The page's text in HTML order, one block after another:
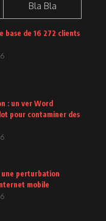
Bla Bla
base de 16 272 clients
: un ver Word
pour contaminer des
perturbation
mobile